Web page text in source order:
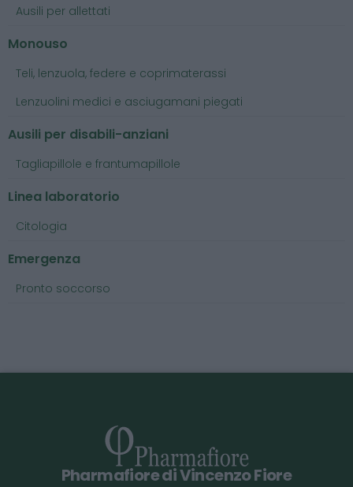
Ausili per allettati
Monouso
Teli, lenzuola, federe e coprimaterassi
Lenzuolini medici e asciugamani piegati
Ausili per disabili-anziani
Tagliapillole e frantumapillole
Linea laboratorio
Citologia
Emergenza
Pronto soccorso
Pharmafiore di Vincenzo Fiore